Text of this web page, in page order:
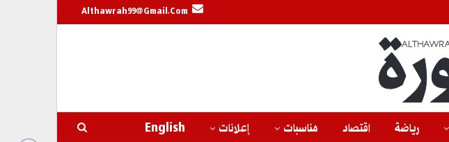
Althawrah99@gmail.com
رياضة اقتصاد مناسبات إعلانات English